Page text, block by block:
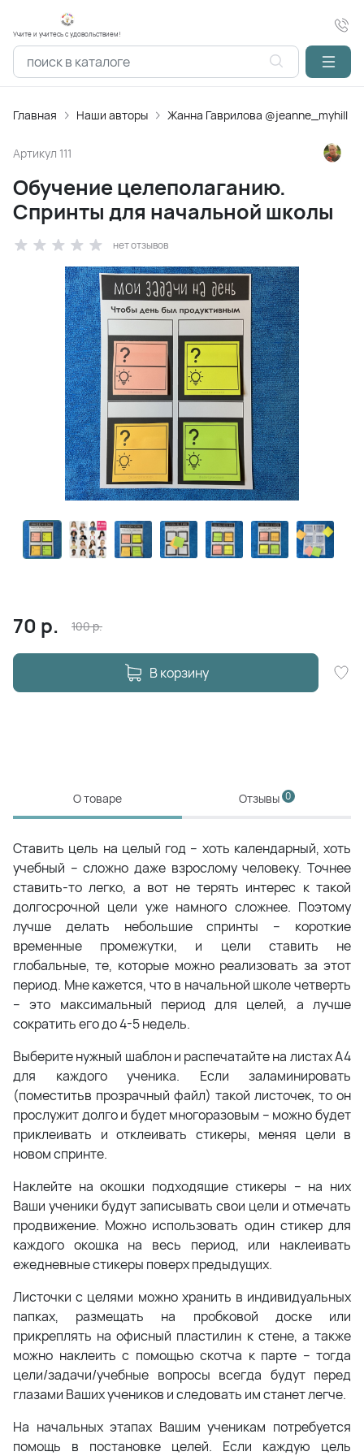
Учите и учитесь с удовольствием!
Главная Наши авторы Жанна Гаврилова @jeanne_myhill
Артикул 111
Обучение целеполаганию.
Спринты для начальной школы
нет отзывов
70 р. 100р.
В корзину
О товаре Отзывы 0
Ставить цель на целый год – хоть календарный, хоть
учебный – сложно даже взрослому человеку. Точнее
ставить-то легко, а вот не терять интерес к такой
долгосрочной цели уже намного сложнее. Поэтому
лучше делать небольшие спринты – короткие
временные промежутки, и цели ставить не
глобальные, те, которые можно реализовать за этот
период. Мне кажется, что в начальной школе четверть
– это максимальный период для целей, а лучше
сократить его до 4-5 недель.
Выберите нужный шаблон и распечатайте на листах А4
для каждого ученика. Если заламинировать
(поместитьв прозрачный файл) такой листочек, то он
прослужит долго и будет многоразовым – можно будет
приклеивать и отклеивать стикеры, меняя цели в
новом спринте.
Наклейте на окошки подходящие стикеры – на них
Ваши ученики будут записывать свои цели и отмечать
продвижение. Можно использовать один стикер для
каждого окошка на весь период, или наклеивать
ежедневные стикеры поверх предыдущих.
Листочки с целями можно хранить в индивидуальных
папках, размещать на пробковой доске или
прикреплять на офисный пластилин к стене, а также
можно наклеить с помощью скотча к парте – тогда
цели/задачи/учебные вопросы всегда будут перед
глазами Ваших учеников и следовать им станет легче.
На начальных этапах Вашим ученикам потребуется
помощь в постановке целей. Если каждую цель